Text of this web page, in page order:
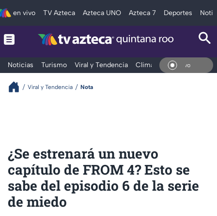
en vivo TV Azteca Azteca UNO Azteca 7 Deportes
Noticias Turismo Viral y Tendencia Clima Tráfico En
Viral y Tendencia Nota
¿Se estrenará un nuevo
capítulo de FROM 4? Esto se
sabe del episodio 6 de la serie
de miedo